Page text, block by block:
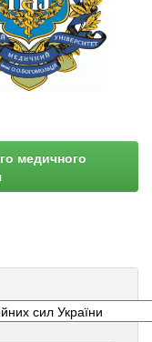
медичного